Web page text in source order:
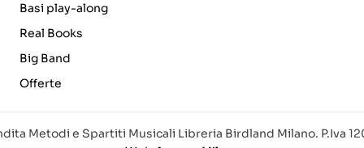
Basi play-along
Real Books
Big Band
Offerte
Metodi e Spartiti Musicali Libreria Birdland Milano. P.Iva